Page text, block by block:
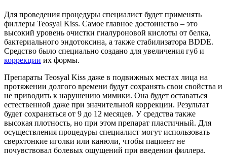
Для проведения процедуры специалист будет применять
филлеры Teosyal Kiss. Самое главное достоинство – это
высокий уровень очистки гиалуроновой кислоты от белка,
бактериального эндотоксина, а также стабилизатора BDDE.
Средство было специально создано для увеличения губ и
коррекции их формы.
Препараты Teosyal Kiss даже в подвижных местах лица на
протяжении долгого времени будут сохранять свои свойства и
не приводить к нарушению мимики. Она будет оставаться
естественной даже при значительной коррекции. Результат
будет сохраняться от 9 до 12 месяцев. У средства также
высокая плотность, но при этом препарат пластичный. Для
осуществления процедуры специалист могут использовать
сверхтонкие иголки или канюли, чтобы пациент не
почувствовал болевых ощущений при введении филлера.